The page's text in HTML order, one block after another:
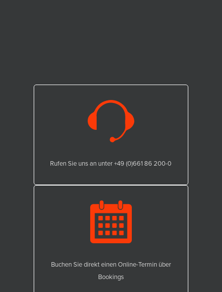
Rufen Sie uns an unter +49 (0)661 86 200-0
Buchen Sie direkt einen Online-Termin über
Bookings